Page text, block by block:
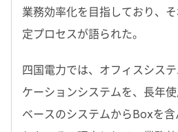
業務効率化を目指しており、
定プロセスが語られた。
四国電力では、オフィスシス
ケーションシステムを、長年
ベースのシステムからBoxを